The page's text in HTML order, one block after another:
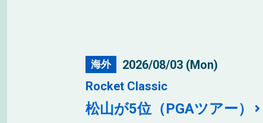
海外
2026/08/03 (Mon)
Rocket Classic
松山が5位（PGAツアー）